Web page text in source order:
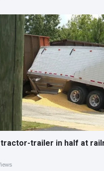
trailer in half at